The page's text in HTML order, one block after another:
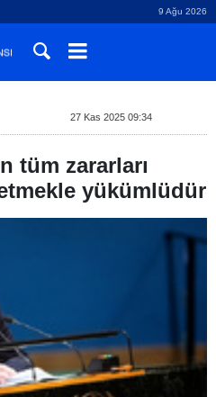
9 Ağu 2026
27 Kas 2025 09:34
tüm zararları
yükümlüdür